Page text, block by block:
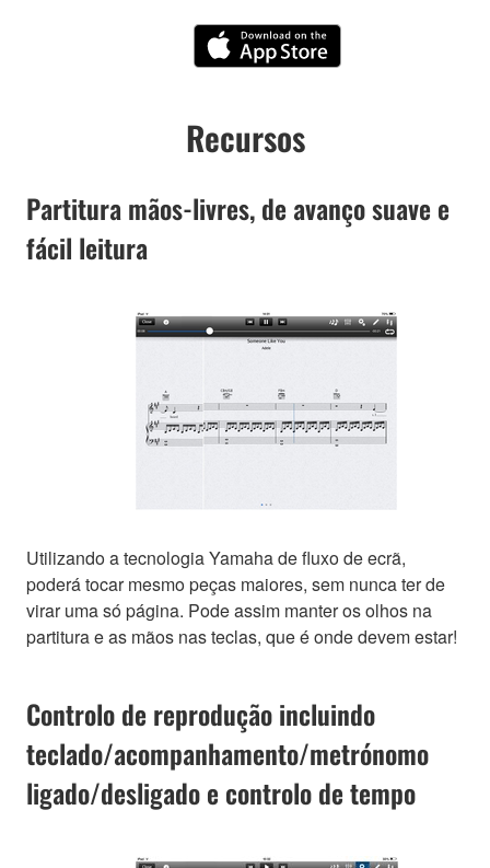
Recursos
Partitura mãos-livres, de avanço suave e
fácil leitura
Utilizando a tecnologia Yamaha de fluxo de ecrã,
poderá tocar mesmo peças maiores, sem nunca ter de
virar uma só página. Pode assim manter os olhos na
partitura e as mãos nas teclas, que é onde devem estar!
Controlo de reprodução incluindo
teclado/acompanhamento/metrónomo
ligado/desligado e controlo de tempo